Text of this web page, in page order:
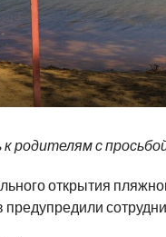
родителям с
открытия